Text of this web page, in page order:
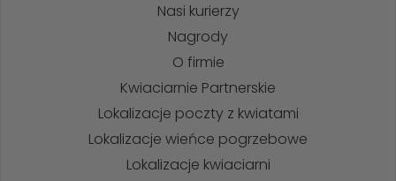
Nasi kurierzy
Nagrody
O firmie
Kwiaciarnie Partnerskie
Lokalizacje poczty z kwiatami
Lokalizacje wieńce pogrzebowe
Lokalizacje kwiaciarni